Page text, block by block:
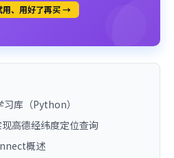
用、用好了再买 →
库（Python）
高德经纬度定位查询
概述